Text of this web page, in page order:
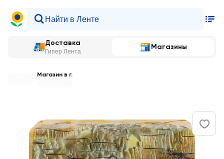
Доставка
Гипер Лента
Магазины
Магазин в г.